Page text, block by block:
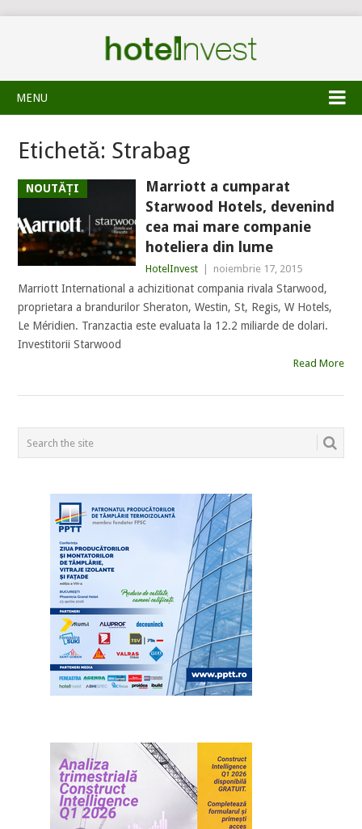
MENU
Etichetă: Strabag
NOUTĂȚI
Marriott a cumparat
Starwood Hotels, devenind
cea mai mare companie
hoteliera din lume
HotelInvest noiembrie 17, 2015
Marriott International a achizitionat compania rivala Starwood,
proprietara a brandurilor Sheraton, Westin, St, Regis, W Hotels,
Le Méridien. Tranzactia este evaluata la 12.2 miliarde de dolari.
Investitorii Starwood
Read More
POSTS
NAVIGATION